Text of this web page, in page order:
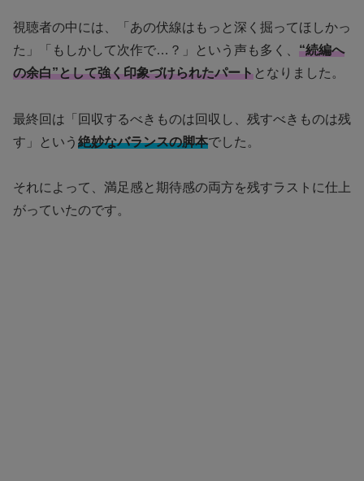
視聴者の中には、「あの伏線はもっと深く掘ってほしかっ
た」「もしかして次作で…？」という声も多く、 “続編へ
の余白”として強く印象づけられたパートとなりました。
最終回は「回収するべきものは回収し、残すべきものは残
す」という 絶妙なバランスの脚本でした。
それによって、満足感と期待感の両方を残すラストに仕上
がっていたのです。